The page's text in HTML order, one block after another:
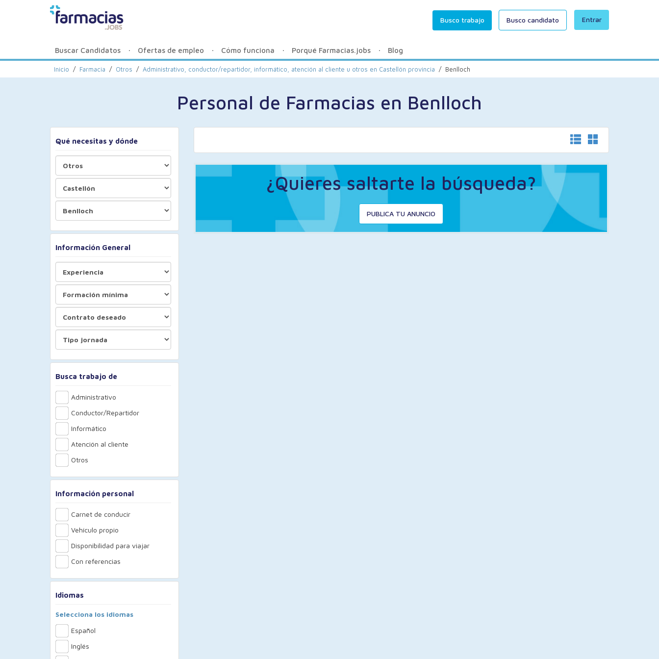
Entrar
Busco trabajo Busco candidato
Buscar Candidatos Ofertas de empleo Cómo funciona Porqué Farmacias.jobs Blog
Inicio / Farmacia / Otros / Administrativo, conductor/repartidor, informático, atención al cliente u otros en Castellón provincia / Benlloch
Personal de Farmacias en Benlloch
Qué necesitas y dónde
Información General
Busca trabajo de
Administrativo
Conductor/Repartidor
Informático
Atención al cliente
Otros
Información personal
Carnet de conducir
Vehículo propio
Disponibilidad para viajar
Con referencias
Idiomas
Selecciona los idiomas
Español
Inglés
¿Quieres saltarte la búsqueda?
PUBLICA TU ANUNCIO